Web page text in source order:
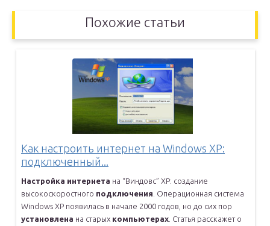
Похожие статьи
Как настроить интернет на Windows XP:
подключенный...
Настройка интернета на “Виндовс” ХР: создание
высокоскоростного подключения . Операционная система
Windows XP появилась в начале 2000 годов, но до сих пор
установлена на старых компьютерах . Статья расскажет о